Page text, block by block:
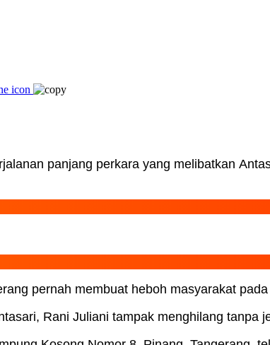
panjang perkara yang melibatkan
pernah membuat heboh masyarakat
Rani Juliani tampak menghilang tanpa